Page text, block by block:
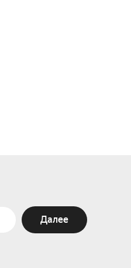
Далее